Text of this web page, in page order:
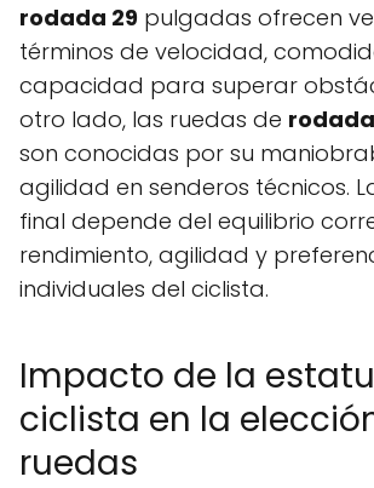
rodada 29 pulgadas ofrecen
términos de velocidad,
capacidad para superar
otro lado, las ruedas de
son conocidas por su
agilidad en senderos técnicos.
final depende del equilibrio
rendimiento, agilidad y
individuales del ciclista.
Impacto de la
ciclista en la
ruedas